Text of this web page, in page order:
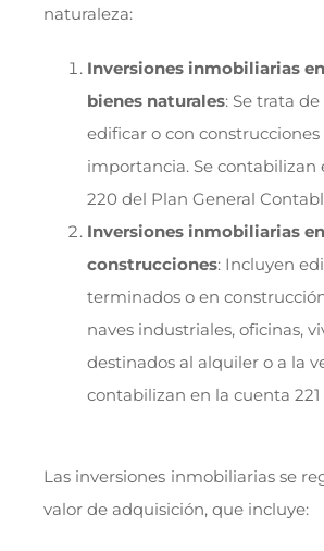
naturaleza:
Inversiones inmobiliarias
bienes naturales: Se trata
edificar o con construcciones
importancia. Se contabilizan
220 del Plan General
Inversiones inmobiliarias en
construcciones: Incluyen
terminados o en
naves industriales, oficinas,
destinados al alquiler o a la
contabilizan en la cuenta 221
Las inversiones inmobiliarias se
valor de adquisición, que incluye: